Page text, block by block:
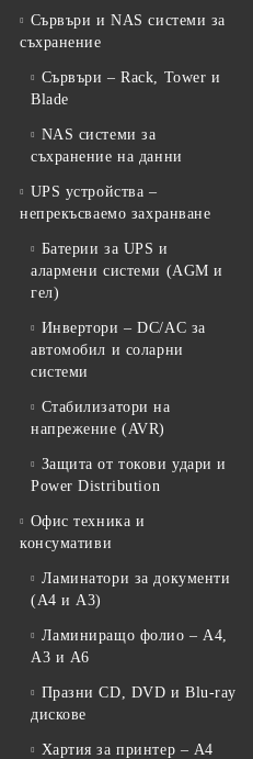
Сървъри и NAS системи за
съхранение
Сървъри – Rack, Tower и
Blade
NAS системи за
съхранение на данни
UPS устройства –
непрекъсваемо захранване
Батерии за UPS и
алармени системи (AGM и
гел)
Инвертори – DC/AC за
автомобил и соларни
системи
Стабилизатори на
напрежение (AVR)
Защита от токови удари и
Power Distribution
Офис техника и
консумативи
Ламинатори за документи
(A4 и A3)
Ламиниращо фолио – A4,
A3 и A6
Празни CD, DVD и Blu-ray
дискове
Хартия за принтер – A4